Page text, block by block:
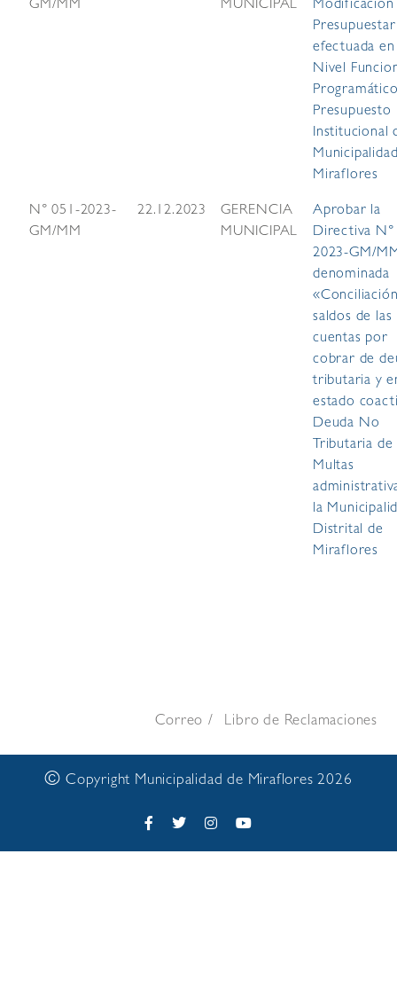
GM/MM
MUNICIPAL
Modificación
efectuada
Nivel
Presupuesto
Institucional
Miraflores
N° 051-2023-
GM/MM
22.12.2023
GERENCIA
MUNICIPAL
Aprobar la
Directiva N°
2023-GM/
denominada
saldos de las
cuentas por
cobrar de
tributaria y
estado
Deuda No
Tributaria de
Multas
la
Distrital de
Miraflores
Correo Libro de Reclamaciones
© Copyright Municipalidad de Miraflores 2026